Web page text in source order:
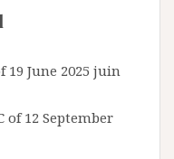
19 June 2025 juin
of 12 September